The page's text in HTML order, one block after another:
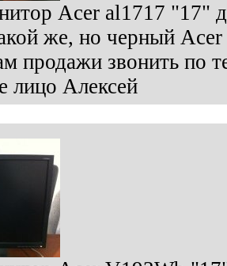
Acer al1717 "17"
же, но черный
продажи звонить по
лицо Алексей